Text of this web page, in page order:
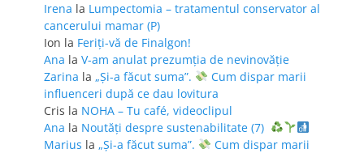
Irena la Lumpectomia – tratamentul conservator al
cancerului mamar (P)
Ion la Feriţi-vă de Finalgon!
Ana la V-am anulat prezumția de nevinovăție
Zarina la „Și-a făcut suma”.
Cum dispar marii
influenceri după ce dau lovitura
Cris la NOHA – Tu café, videoclipul
Ana la Noutăți despre sustenabilitate (7)
Marius la „Și-a făcut suma”.
Cum dispar marii